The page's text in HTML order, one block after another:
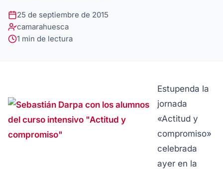
25 de septiembre de 2015
camarahuesca
1 min de lectura
Estupenda la
jornada
«Actitud y
compromiso»
celebrada
ayer en la